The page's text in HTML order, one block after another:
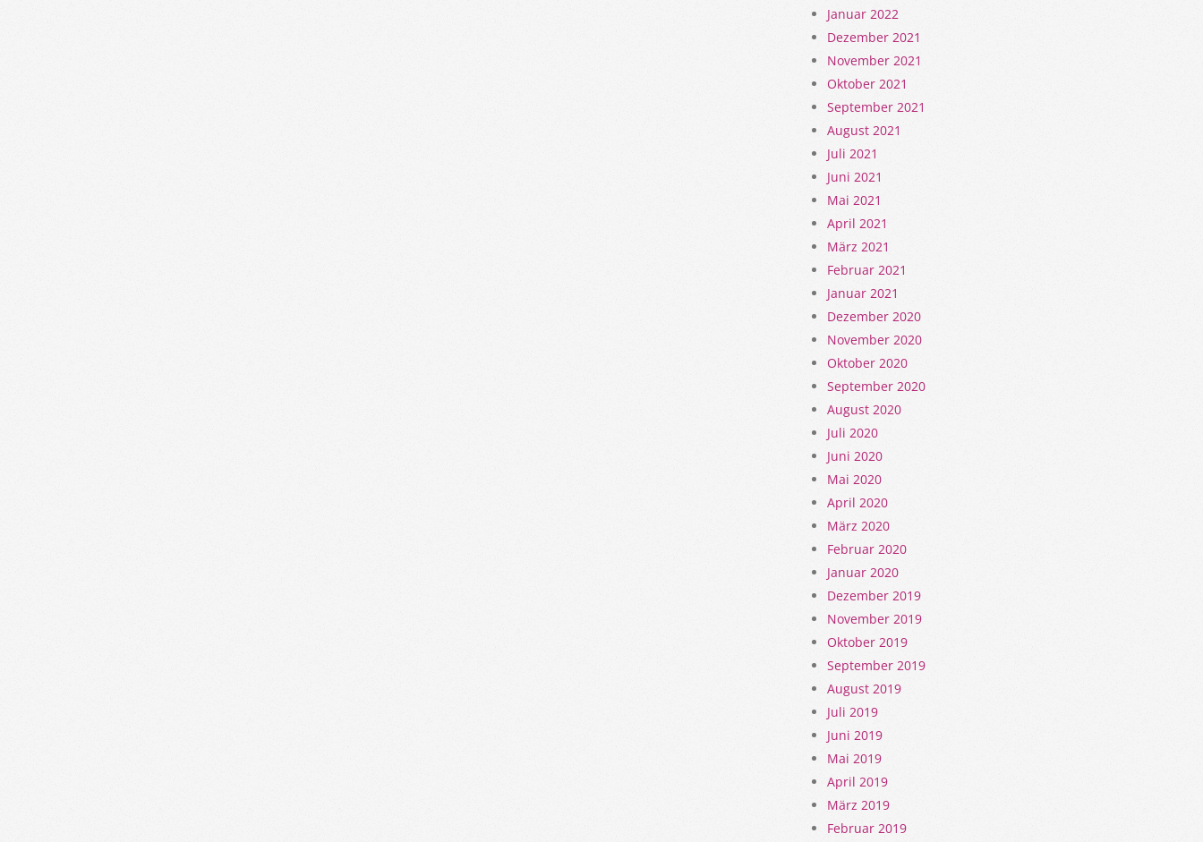
Januar 2022
Dezember 2021
November 2021
Oktober 2021
September 2021
August 2021
Juli 2021
Juni 2021
Mai 2021
April 2021
März 2021
Februar 2021
Januar 2021
Dezember 2020
November 2020
Oktober 2020
September 2020
August 2020
Juli 2020
Juni 2020
Mai 2020
April 2020
März 2020
Februar 2020
Januar 2020
Dezember 2019
November 2019
Oktober 2019
September 2019
August 2019
Juli 2019
Juni 2019
Mai 2019
April 2019
März 2019
Februar 2019